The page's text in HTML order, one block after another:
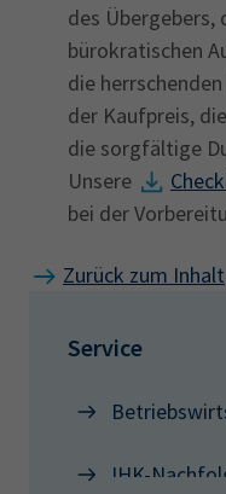
des Übergebers,
bürokratischen
die
der Kaufpreis,
die sorgfältige
Unsere
bei der
Zurück zum Inhalt
Service
IHK-